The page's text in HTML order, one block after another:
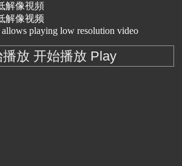
解像視頻
解像视频
playing low resolution video
播放 开始播放 Play